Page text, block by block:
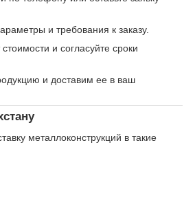
и требования к заказу.
и согласуйте сроки
и доставим ее в ваш
металлоконструкций в такие